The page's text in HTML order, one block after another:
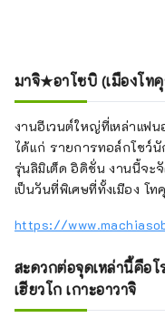
มาจิ★อาโซบิ (เมืองโท
งานอีเวนต์ใหญ่ที่เหล่าแฟน
ได้แก่ รายการทอล์กโชว์
รุ่นลิมิเต็ด อิดิชั่น งานนี้จะ
เป็นวันที่พิเศษที่ทั้งเมือง โท
https://
สะดวกต่อจุดเหล่านี้คือโ
เฮียวโก เกาะอาวาจิ